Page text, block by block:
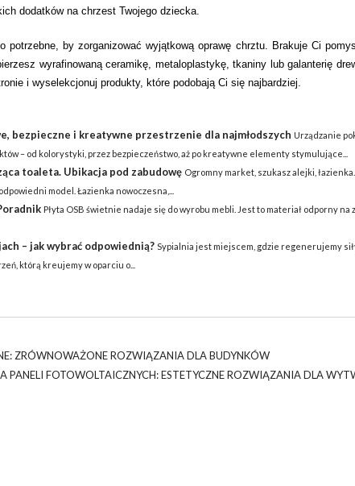
dodatków na chrzest Twojego dziecka.
by zorganizować wyjątkową oprawę chrztu. Brakuje Ci
wyrafinowaną ceramikę, metaloplastykę, tkaniny lub galanterię
i wyselekcjonuj produkty, które podobają Ci się najbardziej.
bezpieczne i kreatywne przestrzenie dla najmłodszych Urządzanie
– od kolorystyki, przez bezpieczeństwo, aż po kreatywne elementy stymulujące...
toaleta. Ubikacja pod zabudowę Ogromny market, szukasz alejki,
model. Łazienka nowoczesna,...
Płyta OSB świetnie nadaje się do wyrobu mebli. Jest to materiał odporny
– jak wybrać odpowiednią? Sypialnia jest miejscem, gdzie regenerujemy
którą kreujemy w oparciu o...
ZRÓWNOWAŻONE ROZWIĄZANIA DLA BUDYNKÓW
PANELI FOTOWOLTAICZNYCH: ESTETYCZNE ROZWIĄZANIA DLA